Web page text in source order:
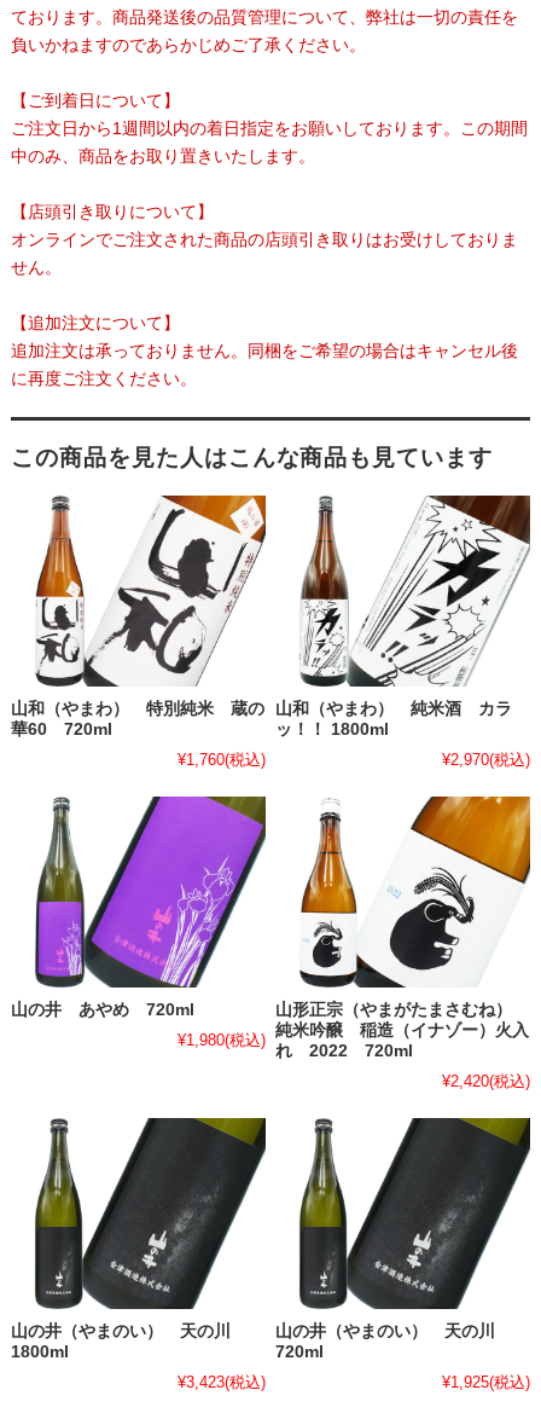
ております。商品発送後の品質管理について、弊社は一切の責任を
負いかねますのであらかじめご了承ください。
【ご到着日について】
ご注文日から1週間以内の着日指定をお願いしております。この期間
中のみ、商品をお取り置きいたします。
【店頭引き取りについて】
オンラインでご注文された商品の店頭引き取りはお受けしておりま
せん。
【追加注文について】
追加注文は承っておりません。同梱をご希望の場合はキャンセル後
に再度ご注文ください。
この商品を見た人はこんな商品も見ています
山和（やまわ） 特別純米 蔵の
華60 720ml
¥1,760(税込)
山和（やまわ） 純米酒 カラ
ッ！！ 1800ml
¥2,970(税込)
山の井 あやめ 720ml
¥1,980(税込)
山形正宗（やまがたまさむね）
純米吟醸 稲造（イナゾー）火入
れ 2022 720ml
¥2,420(税込)
山の井（やまのい） 天の川
1800ml
¥3,423(税込)
山の井（やまのい） 天の川
720ml
¥1,925(税込)